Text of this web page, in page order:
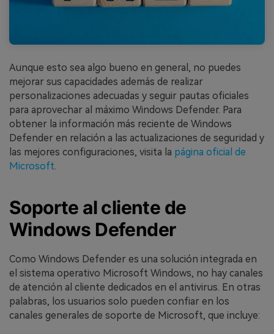
Aunque esto sea algo bueno en general, no puedes
mejorar sus capacidades además de realizar
personalizaciones adecuadas y seguir pautas oficiales
para aprovechar al máximo Windows Defender. Para
obtener la información más reciente de Windows
Defender en relación a las actualizaciones de seguridad y
las mejores configuraciones, visita la página oficial de
Microsoft.
Soporte al cliente de
Windows Defender
Como Windows Defender es una solución integrada en
el sistema operativo Microsoft Windows, no hay canales
de atención al cliente dedicados en el antivirus. En otras
palabras, los usuarios solo pueden confiar en los
canales generales de soporte de Microsoft, que incluye: